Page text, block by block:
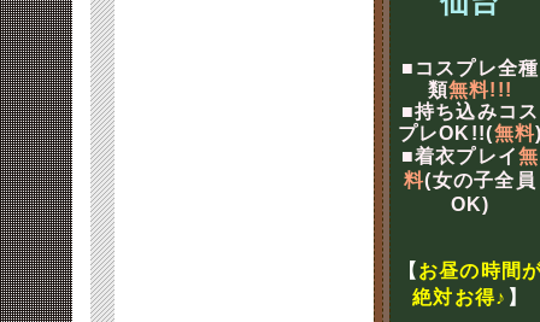
■コスプレ全種
類無料!!!
■持ち込みコス
プレOK!!(無料
■着衣プレイ無
料(女の子全員
OK)
【 お昼の時間
絶対お得♪ 】